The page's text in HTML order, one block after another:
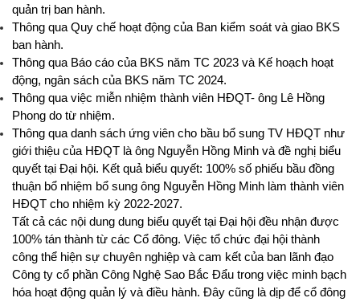
quản trị ban hành.
Thông qua Quy chế hoạt động của Ban kiểm soát và giao BKS
ban hành.
Thông qua Báo cáo của BKS năm TC 2023 và Kế hoạch hoạt
động, ngân sách của BKS năm TC 2024.
Thông qua việc miễn nhiệm thành viên HĐQT- ông Lê Hồng
Phong do từ nhiệm.
Thông qua danh sách ứng viên cho bầu bổ sung TV HĐQT như
giới thiệu của HĐQT là ông Nguyễn Hồng Minh và đề nghị biểu
quyết tại Đại hội. Kết quả biểu quyết: 100% số phiếu bầu đồng
thuận bổ nhiệm bổ sung ông Nguyễn Hồng Minh làm thành viên
HĐQT cho nhiệm kỳ 2022-2027.
Tất cả các nội dung dung biểu quyết tại Đại hội đều nhận được
100% tán thành từ các Cổ đông. Việc tổ chức đại hội thành
công thể hiện sự chuyên nghiệp và cam kết của ban lãnh đạo
Công ty cổ phần Công Nghệ Sao Bắc Đẩu trong việc minh bạch
hóa hoạt động quản lý và điều hành. Đây cũng là dịp để cổ đông